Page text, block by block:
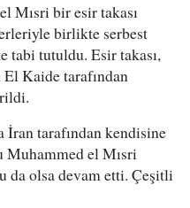
Mısri bir esir takası
birlikte serbest
tabi tutuldu. Esir takası,
Kaide tarafından
İran tarafından kendisine
Muhammed el Mısri
da olsa devam etti. Çeşitli